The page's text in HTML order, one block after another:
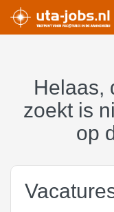
Helaas,
zoekt is
op